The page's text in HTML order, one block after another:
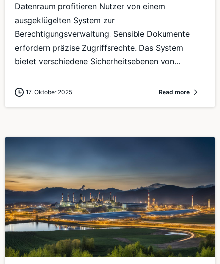
Datenraum profitieren Nutzer von einem
ausgeklügelten System zur
Berechtigungsverwaltung. Sensible Dokumente
erfordern präzise Zugriffsrechte. Das System
bietet verschiedene Sicherheitsebenen von...
17. Oktober 2025 Read more
0